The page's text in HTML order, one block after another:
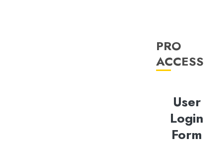
PRO
ACCESS
User
Login
Form